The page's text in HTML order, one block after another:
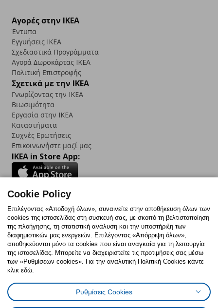
Αγορές στην IKEA
Έντυπα
Εγγυήσεις IKEA
Σχεδιαστικά Προγράμματα
Αγορά Δωρoκάρτας IKEA
Πολιτική Επιστροφής
Σχετικά με την IKEA
Γνωρίζοντας την IKEA
Βιωσιμότητα
Εργασία στην IKEA
Καταστήματα
Συχνές Ερωτήσεις
Επικοινωνήστε μαζί μας
IKEA in Store App:
Follow us:
FacebookInstagram
TikTokYoutubePinterestTwitter
Πολιτική CookiesΔήλωση ψηφιακής προσβασιμότητας
Ρυθμίσεις cookiesΌροι Χρήσης
Γενική Πολιτική Προσωπικών Δεδομένων
Cookie Policy
Επιλέγοντας «Αποδοχή όλων», συναινείτε στην αποθήκευση όλων των
cookies της ιστοσελίδας στη συσκευή σας, με σκοπό τη βελτιστοποίηση
της πλοήγησης, τη στατιστική ανάλυση και την υποστήριξη των
διαφημιστικών μας ενεργειών. Επιλέγοντας «Απόρριψη όλων»,
αποθηκεύονται μόνο τα cookies που είναι αναγκαία για τη λειτουργία
της ιστοσελίδας. Μπορείτε να διαχειριστείτε τις προτιμήσεις σας μέσω
των «Ρυθμίσεων cookies». Για την αναλυτική Πολιτική Cookies κάντε
κλικ εδώ.
Ρυθμίσεις Cookies